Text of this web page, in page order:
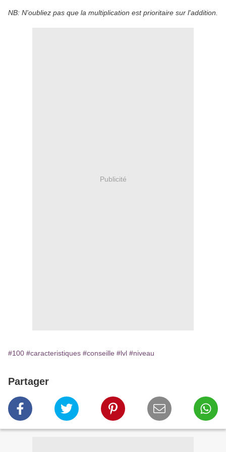
NB: N'oubliez pas que la multiplication est prioritaire sur l'addition.
Publicité
#100 #caracteristiques #conseille #lvl #niveau
Partager